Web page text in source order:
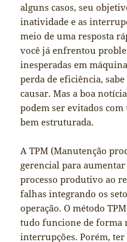
alguns casos, seu
inatividade e as
meio de uma resposta
você já enfrentou
inesperadas em
perda de eficiência,
causar. Mas a boa
podem ser evitados
bem estruturada.
A TPM (Manutenção
gerencial para
processo produtivo ao
falhas integrando os
operação. O método
tudo funcione de forma
interrupções. Porém,